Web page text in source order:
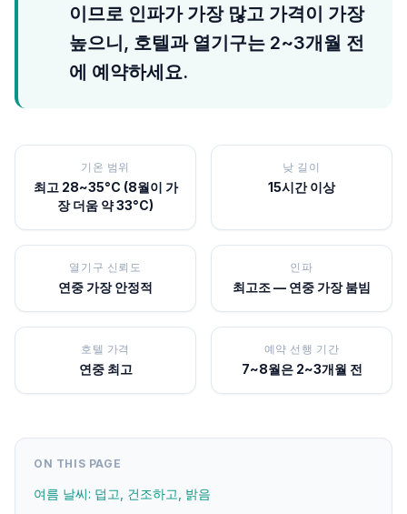
이므로 인파가 가장 많고 가격이 가장
높으니, 호텔과 열기구는 2~3개월 전
에 예약하세요.
기온 범위
최고 28~35°C (8월이 가
장 더움 약 33°C)
낮 길이
15시간 이상
열기구 신뢰도
연중 가장 안정적
인파
최고조 — 연중 가장 붐빔
호텔 가격
연중 최고
예약 선행 기간
7~8월은 2~3개월 전
ON THIS PAGE
여름 날씨: 덥고, 건조하고, 밝음